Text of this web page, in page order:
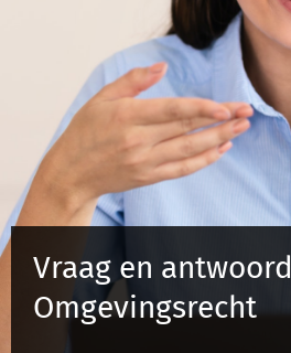
Producten
Opleidingen
Juridisch advies
Inloggen
Vraag en antwoord
Omgevingsrecht